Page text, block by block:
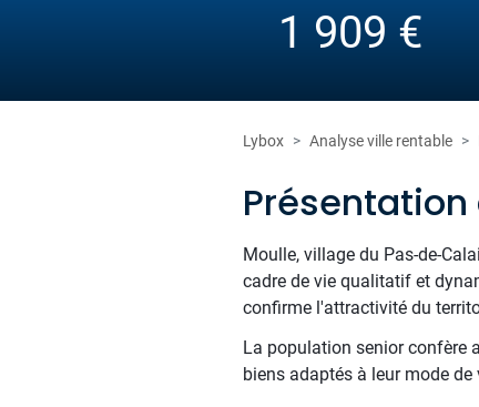
1 909 €
Lybox Analyse ville rentable
Présentation
Moulle, village du Pas-de-
cadre de vie qualitatif et
confirme l'attractivité du
La population senior confère
biens adaptés à leur mode de